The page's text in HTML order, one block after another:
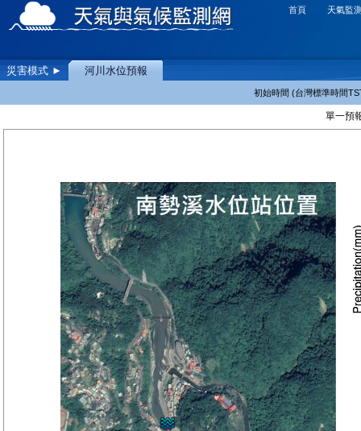
天氣監
首頁
災害模式 ► 河川水位預報
初始時間 (台灣標準時間
單一預